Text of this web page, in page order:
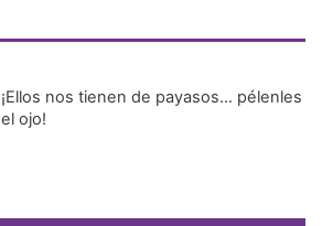
¡Ellos nos tienen de payasos… pélenles
el ojo!